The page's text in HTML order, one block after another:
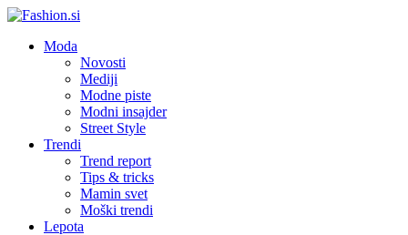
Moda
Novosti
Mediji
Modne piste
Modni insajder
Street Style
Trendi
Trend report
Tips & tricks
Mamin svet
Moški trendi
Lepota